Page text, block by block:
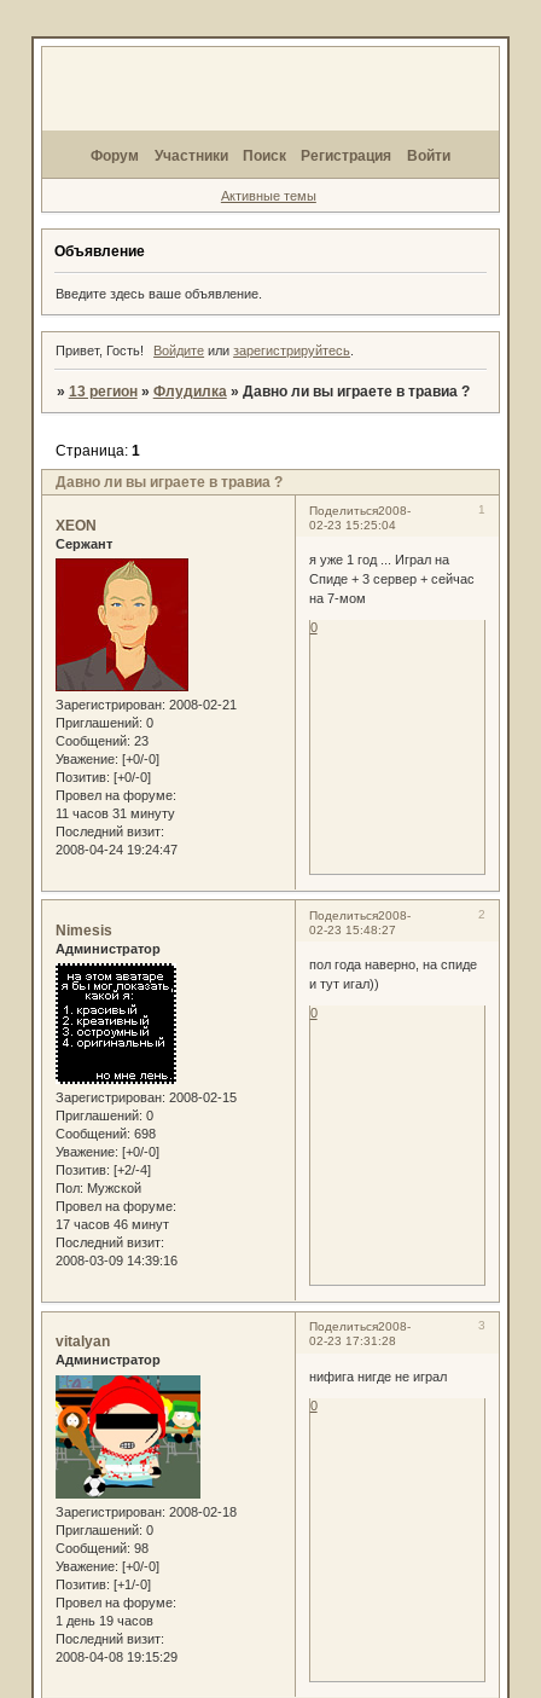
Форум Участники Поиск Регистрация Войти
Активные темы
Объявление
Введите здесь ваше объявление.
Привет, Гость! Войдите илизарегистрируйтесь
» 13 регион » Флудилка » Давно ли вы играете в травиа ?
Давно ли вы играете в травиа ?
Страница: 1
Поделиться 1
2008-
02-23 15:25:04
XEON
Сержант
Зарегистрирован: 2008-02-21
Приглашений: 0
Сообщений: 23
Уважение: [+0/-0]
Позитив: [+0/-0]
Провел на форуме:
11 часов 31 минуту
Последний визит:
2008-04-24 19:24:47
я уже 1 год ... Играл на
Спиде + 3 сервер + сейчас
на 7-мом
0
Поделиться 2
2008-
02-23 15:48:27
Nimesis
Администратор
Зарегистрирован: 2008-02-15
Приглашений: 0
Сообщений: 698
Уважение: [+0/-0]
Позитив: [+2/-4]
Пол: Мужской
Провел на форуме:
17 часов 46 минут
Последний визит:
2008-03-09 14:39:16
пол года наверно, на спиде
и тут игал))
0
Поделиться 3
2008-
02-23 17:31:28
vitalyan
Администратор
Зарегистрирован: 2008-02-18
Приглашений: 0
Сообщений: 98
Уважение: [+0/-0]
Позитив: [+1/-0]
Провел на форуме:
1 день 19 часов
Последний визит:
2008-04-08 19:15:29
нифига нигде не играл
0